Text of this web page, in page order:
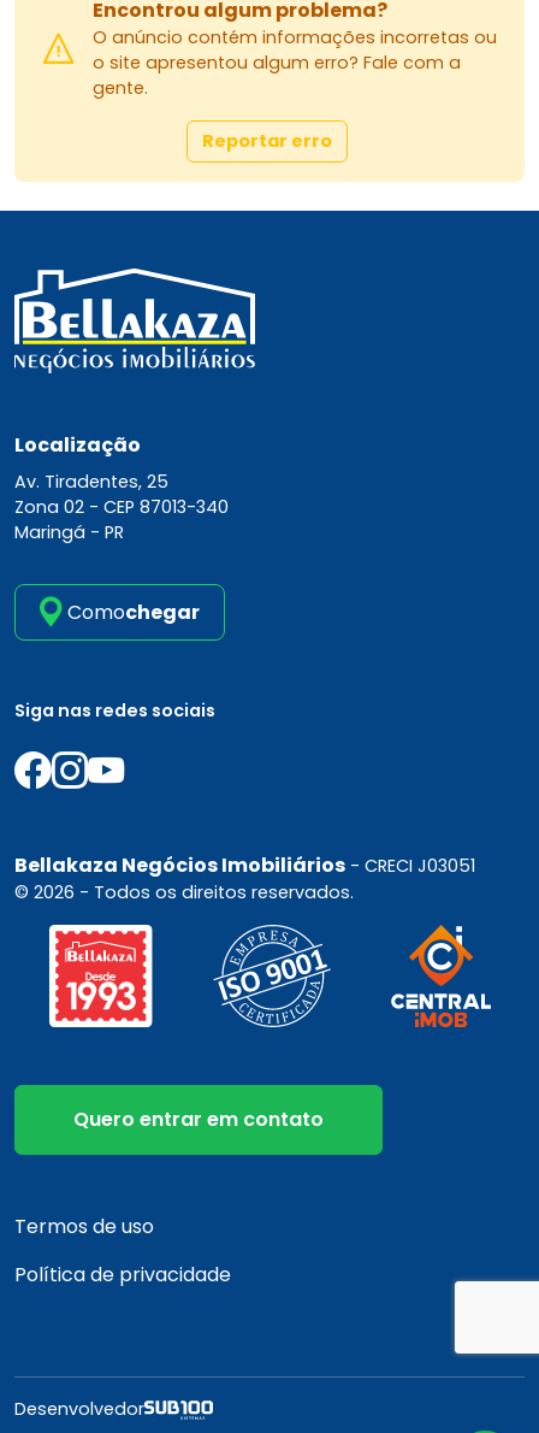
Encontrou algum problema?
O anúncio contém informações incorretas ou
o site apresentou algum erro? Fale com a
gente.
Reportar erro
Localização
Av. Tiradentes, 25
Zona 02 - CEP 87013-340
Maringá - PR
Comochegar
Siga nas redes sociais
Bellakaza Negócios Imobiliários - CRECI J03051
© 2026 - Todos os direitos reservados.
Quero entrar em contato
Termos de uso
Política de privacidade
Desenvolvedor